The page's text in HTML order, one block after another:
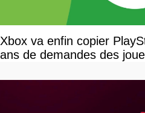
Xbox va enfin copier
ans de demandes des